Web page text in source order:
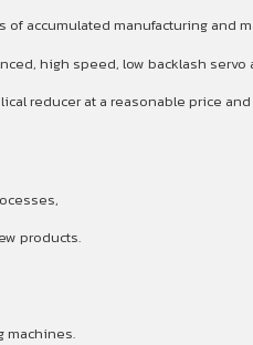
accumulated manufacturing and
high speed, low backlash
reducer at a reasonable price
products.
machines.